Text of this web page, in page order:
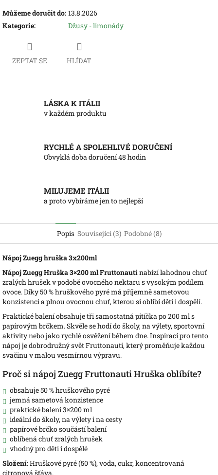
Můžeme doručit do: 13.8.2026
Kategorie: Džusy - limonády
ZEPTAT SE HLÍDAT
LÁSKA K ITÁLII
v každém produktu
RYCHLÉ A SPOLEHLIVÉ DORUČENÍ
Obvyklá doba doručení 48 hodin
MILUJEME ITÁLII
a proto vybíráme jen to nejlepší
Popis Související (3) Podobné (8)
Nápoj Zuegg hruška 3x200ml
Nápoj Zuegg Hruška 3×200 ml Fruttonautinabízí lahodnou chuť
zralých hrušek v podobě ovocného nektaru s vysokým podílem
ovoce. Díky 50 % hruškového pyré má příjemně sametovou
konzistenci a plnou ovocnou chuť, kterou si oblíbí děti i dospělí.
Praktické balení obsahuje tři samostatná pitíčka po 200 ml s
papírovým brčkem. Skvěle se hodí do školy, na výlety, sportovní
aktivity nebo jako rychlé osvěžení během dne. Inspirací pro tento
nápoj je dobrodružný svět Fruttonauti, který proměňuje každou
svačinu v malou vesmírnou výpravu.
Proč si nápoj Zuegg Fruttonauti Hruška oblíbíte?
obsahuje 50 % hruškového pyré
jemná sametová konzistence
praktické balení 3×200 ml
ideální do školy, na výlety i na cesty
papírové brčko součástí balení
oblíbená chuť zralých hrušek
vhodný pro děti i dospělé
Složení: Hruškové pyré (50 %), voda, cukr, koncentrovaná
citronová šťáva.